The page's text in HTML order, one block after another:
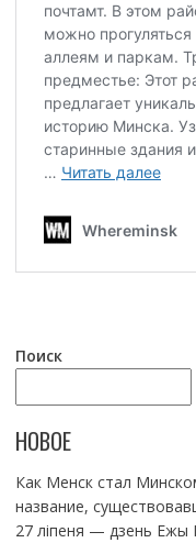
Поиск
НОВОЕ
Как Менск стал
название,
27 ліпеня — дзень Ежы